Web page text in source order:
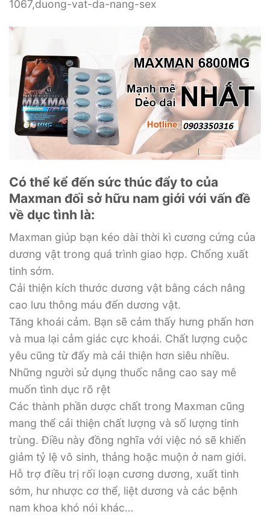
1067,duong-vat-da-nang-sex
Có thể kể đến sức thúc đẩy to của
Maxman đối sở hữu nam giới với vấn đề
về dục tình là:
Maxman giúp bạn kéo dài thời kì cương cứng của
dương vật trong quá trình giao hợp. Chống xuất
tinh sớm.
Cải thiện kích thước dương vật bằng cách nâng
cao lưu thông máu đến dương vật.
Tăng khoái cảm. Bạn sẽ cảm thấy hưng phấn hơn
và mua lại cảm giác cực khoái. Chất lượng cuộc
yêu cũng từ đấy mà cải thiện hơn siêu nhiều.
Những người sử dụng thuốc nâng cao say mê
muốn tình dục rõ rệt
Các thành phần dược chất trong Maxman cũng
mang thể cải thiện chất lượng và số lượng tinh
trùng. Điều này đồng nghĩa với việc nó sẽ khiến
giảm tỷ lệ vô sinh, thảng hoặc muộn ở nam giới.
Hỗ trợ điều trị rối loạn cương dương, xuất tinh
sớm, hư nhược cơ thể, liệt dương và các bệnh
nam khoa khó nói khác…